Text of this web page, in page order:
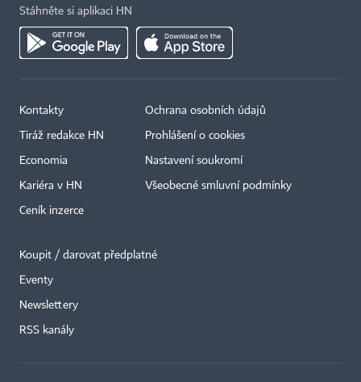
Stáhněte si aplikaci HN
Kontakty
Tiráž redakce HN
Economia
Kariéra v HN
Ceník inzerce
Ochrana osobních údajů
Prohlášení o cookies
Nastavení soukromí
Všeobecné smluvní podmínky
Koupit / darovat předplatné
Eventy
Newslettery
RSS kanály